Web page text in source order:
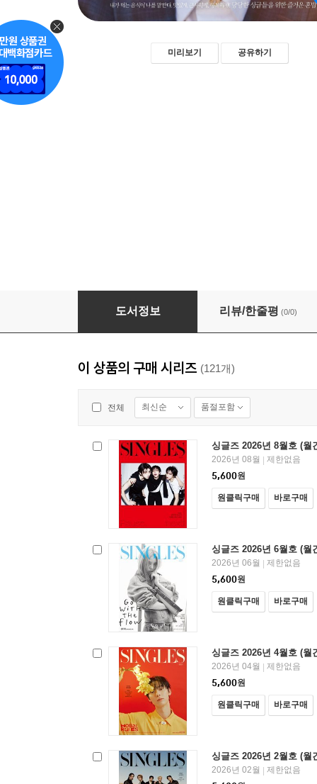
미리보기 공유하기
싱글즈 2019년 3월호 (월간)
도서정보 리뷰/한줄평 (0/0)
이 상품의 구매 시리즈 (121개)
전체 최신순 품절포함
싱글즈 2026년 8월호 (월
2026년 08월 | 제한없음
5,600원
원클릭구매 바로구매
싱글즈 2026년 6월호 (월
2026년 06월 | 제한없음
5,600원
원클릭구매 바로구매
싱글즈 2026년 4월호 (월
2026년 04월 | 제한없음
5,600원
원클릭구매 바로구매
싱글즈 2026년 2월호 (월
2026년 02월 | 제한없음